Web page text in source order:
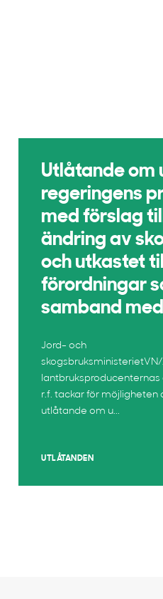
Utlåtande om
regeringens
med förslag
ändring av
och utkastet
förordningar
samband
Jord- och
lantbruksproducenternas
r.f. tackar för möjligheten
utlåtande om u...
UTLÅTANDEN